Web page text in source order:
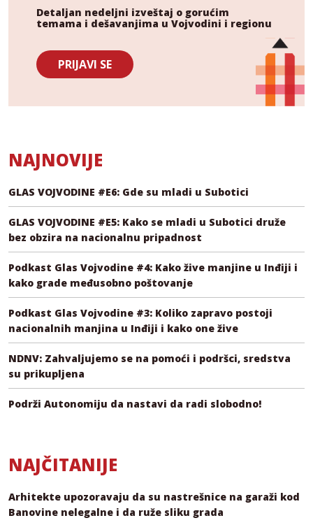
Detaljan nedeljni izveštaj o gorućim
temama i dešavanjima u Vojvodini i regionu
PRIJAVI SE
NAJNOVIJE
GLAS VOJVODINE #E6: Gde su mladi u Subotici
GLAS VOJVODINE #E5: Kako se mladi u Subotici druže
bez obzira na nacionalnu pripadnost
Podkast Glas Vojvodine #4: Kako žive manjine u Inđiji i
kako grade međusobno poštovanje
Podkast Glas Vojvodine #3: Koliko zapravo postoji
nacionalnih manjina u Inđiji i kako one žive
NDNV: Zahvaljujemo se na pomoći i podršci, sredstva
su prikupljena
Podrži Autonomiju da nastavi da radi slobodno!
NAJČITANIJE
Arhitekte upozoravaju da su nastrešnice na garaži kod
Banovine nelegalne i da ruže sliku grada